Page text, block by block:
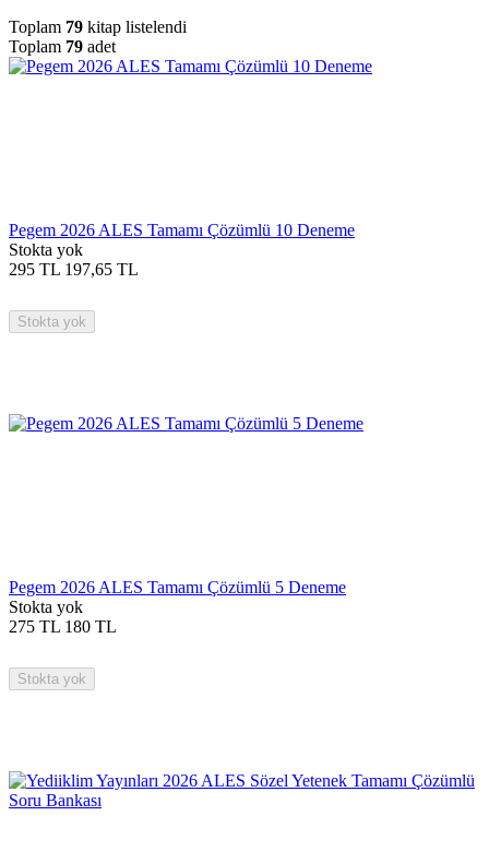
Toplam 79 kitap listelendi
Toplam 79 adet
Pegem 2026 ALES Tamamı Çözümlü 10 Deneme
Stokta yok
295 TL 197,65 TL
Stokta yok
Pegem 2026 ALES Tamamı Çözümlü 5 Deneme
Stokta yok
275 TL 180 TL
Stokta yok